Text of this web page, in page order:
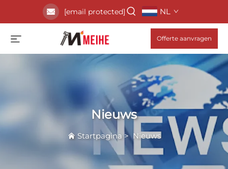
[email protected] NL
Offerte aanvragen
Nieuws
Startpagina>Nieuws